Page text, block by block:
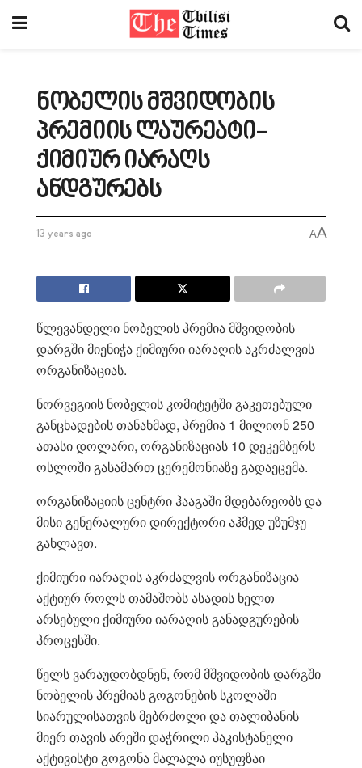
ნობელის მშვიდობის
პრემიის ლაურეატი-
ქიმიურ იარაღს
ანდგურებს
13 years ago AA
წლევანდელი ნობელის პრემია მშვიდობის
დარგში მიენიჭა ქიმიური იარაღის აკრძალვის
ორგანიზაციას.
ნორვეგიის ნობელის კომიტეტში გაკეთებული
განცხადების თანახმად, პრემია 1 მილიონ 250
ათასი დოლარი, ორგანიზაციას 10 დეკემბერს
ოსლოში გასამართ ცერემონიაზე გადაეცემა.
ორგანიზაციის ცენტრი ჰააგაში მდებარეობს და
მისი გენერალური დირექტორი აჰმედ უზუმჯუ
გახლავთ.
ქიმიური იარაღის აკრძალვის ორგანიზაცია
აქტიურ როლს თამაშობს ასადის ხელთ
არსებული ქიმიური იარაღის განადგურების
პროცესში.
წელს ვარაუდობდნენ, რომ მშვიდობის დარგში
ნობელის პრემიას გოგონების სკოლაში
სიარულისათვის მებრძოლი და თალიბანის
მიერ თავის არეში დაჭრილი პაკისტანელი
აქტივისტი გოგონა მალალა იუსუფზაი